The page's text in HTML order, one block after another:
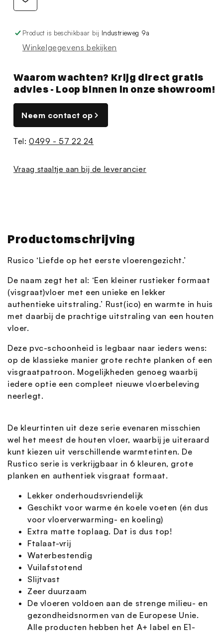
Product is beschikbaar bij Industrieweg 9a
Winkelgegevens bekijken
Waarom wachten? Krijg direct gratis
advies - Loop binnen in onze showroom!
Neem contact op
Tel:0499 - 57 22 24
Vraag staaltje aan bij de leverancier
Productomschrijving
Rusico ‘Liefde op het eerste vloerengezicht.’
De naam zegt het al: ‘Een kleiner rustieker formaat
(visgraat)vloer met een unieke en lekker
authentieke uitstraling.’ Rust(ico) en warmte in huis
met daarbij de prachtige uitstraling van een houten
vloer.
Deze pvc-schoonheid is legbaar naar ieders wens:
op de klassieke manier grote rechte planken of een
visgraatpatroon. Mogelijkheden genoeg waarbij
iedere optie een compleet nieuwe vloerbeleving
neerlegt.
De kleurtinten uit deze serie evenaren misschien
wel het meest de houten vloer, waarbij je uiteraard
kunt kiezen uit verschillende warmtetinten. De
Rustico serie is verkrijgbaar in 6 kleuren, grote
planken en authentiek visgraat formaat.
Lekker onderhoudsvriendelijk
Geschikt voor warme én koele voeten (én dus
voor vloerverwarming- en koeling)
Extra matte toplaag. Dat is dus top!
Ftalaat-vrij
Waterbestendig
Vuilafstotend
Slijtvast
Zeer duurzaam
De vloeren voldoen aan de strenge milieu- en
gezondheidsnormen van de Europese Unie.
Alle producten hebben het A+ label en E1-